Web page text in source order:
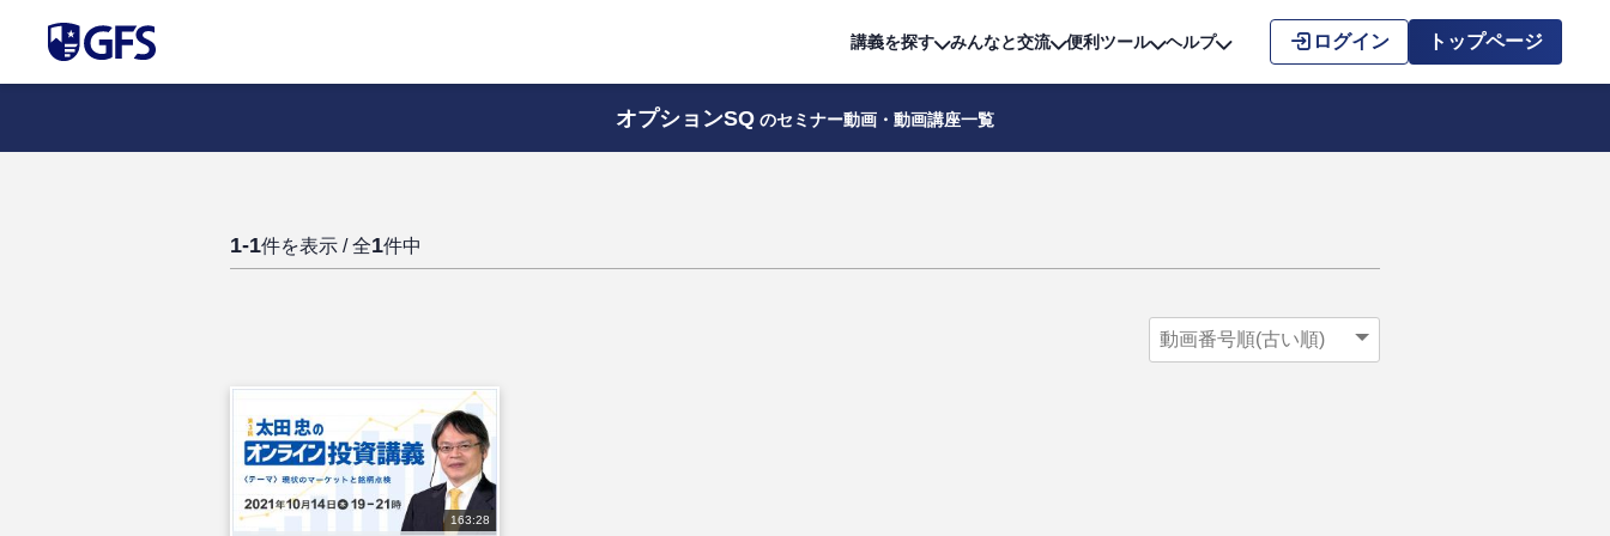
講義を探す みんなと交流 便利ツール ヘルプ ログイン トップページ
オプションSQ のセミナー動画・動画講座一覧
1-1件を表示 / 全1件中
163:28